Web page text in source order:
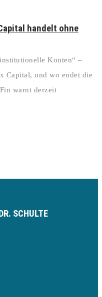
handelt ohne
Konten“ –
Capital, und wo endet die
warnt derzeit
SCHULTE